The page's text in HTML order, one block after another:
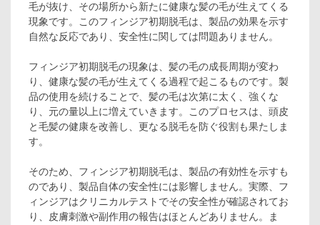
毛が抜け、その場所から新たに健康な髪の毛が生えてくる
現象です。このフィンジア初期脱毛は、製品の効果を示す
自然な反応であり、安全性に関しては問題ありません。
フィンジア初期脱毛の現象は、髪の毛の成長周期が変わ
り、健康な髪の毛が生えてくる過程で起こるものです。製
品の使用を続けることで、髪の毛は次第に太く、強くな
り、元の量以上に増えていきます。このプロセスは、頭皮
と毛髪の健康を改善し、更なる脱毛を防ぐ役割も果たしま
す。
そのため、フィンジア初期脱毛は、製品の有効性を示すも
のであり、製品自体の安全性には影響しません。実際、フ
ィンジアはクリニカルテストでその安全性が確認されてお
り、皮膚刺激や副作用の報告はほとんどありません。ま